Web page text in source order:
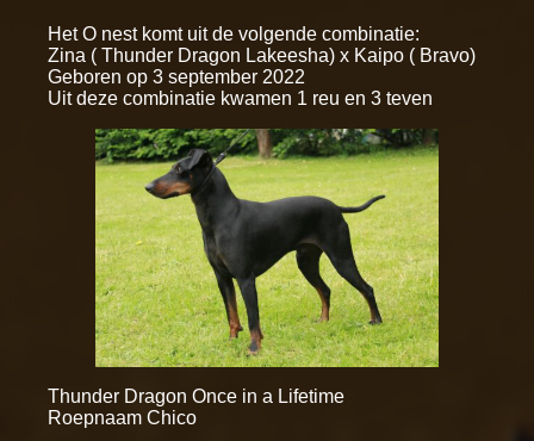
Het O nest komt uit de volgende combinatie:
Zina ( Thunder Dragon Lakeesha) x Kaipo ( Bravo)
Geboren op 3 september 2022
Uit deze combinatie kwamen 1 reu en 3 teven
Thunder Dragon Once in a Lifetime
Roepnaam Chico